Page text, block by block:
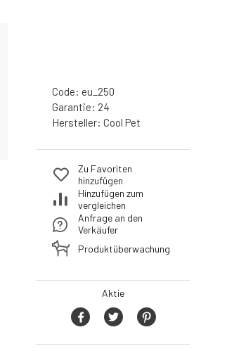
Code: eu_250
Garantie: 24
Hersteller: Cool Pet
Zu Favoriten
hinzufügen
Hinzufügen zum
vergleichen
Anfrage an den
Verkäufer
Produktüberwachung
Aktie